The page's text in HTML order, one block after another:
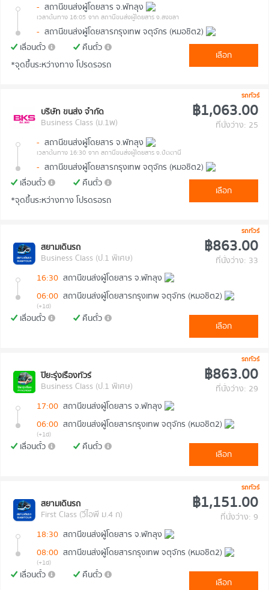
- สถานีขนส่งผู้โดยสาร จ.พัทลุง
เวลาต้นทาง 16:05 จาก สถานีขนส่งผู้โดยสาร จ.สงขลา
- สถานีขนส่งผู้โดยสารกรุงเทพ จตุจักร (หมอชิต2)
เลื่อนตั๋ว
คืนตั๋ว
*จุดขึ้นระหว่างทาง โปรดรอรถ
เลือก
รถทัวร์
บริษัท ขนส่ง จำกัด
Business Class (ม.1พ)
฿1,063.00
ที่นั่งว่าง: 25
- สถานีขนส่งผู้โดยสาร จ.พัทลุง
เวลาต้นทาง 16:30 จาก สถานีขนส่งผู้โดยสาร จ.ปัตตานี
- สถานีขนส่งผู้โดยสารกรุงเทพ จตุจักร (หมอชิต2)
เลื่อนตั๋ว
คืนตั๋ว
*จุดขึ้นระหว่างทาง โปรดรอรถ
เลือก
รถทัวร์
สยามเดินรถ
Business Class (ป.1 พิเศษ)
฿863.00
ที่นั่งว่าง: 33
16:30 สถานีขนส่งผู้โดยสาร จ.พัทลุง
06:00 สถานีขนส่งผู้โดยสารกรุงเทพ จตุจักร (หมอชิต2)
(+1d)
เลื่อนตั๋ว คืนตั๋ว
เลือก
รถทัวร์
ปิยะรุ่งเรืองทัวร์
Business Class (ป.1 พิเศษ)
฿863.00
ที่นั่งว่าง: 29
17:00 สถานีขนส่งผู้โดยสาร จ.พัทลุง
06:00 สถานีขนส่งผู้โดยสารกรุงเทพ จตุจักร (หมอชิต2)
(+1d)
เลื่อนตั๋ว คืนตั๋ว
เลือก
รถทัวร์
สยามเดินรถ
First Class (วีไอพี ม.4 ก)
฿1,151.00
ที่นั่งว่าง: 9
18:30 สถานีขนส่งผู้โดยสาร จ.พัทลุง
08:00 สถานีขนส่งผู้โดยสารกรุงเทพ จตุจักร (หมอชิต2)
(+1d)
เลื่อนตั๋ว คืนตั๋ว
เลือก